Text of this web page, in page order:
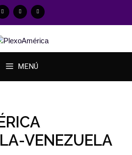
MENÚ
VENEZUELA